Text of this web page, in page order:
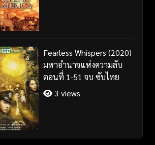
Fearless Whispers (2020)
มหาอำนาจแห่งความลับ
ตอนที่ 1-51 จบ ซับไทย
3 views